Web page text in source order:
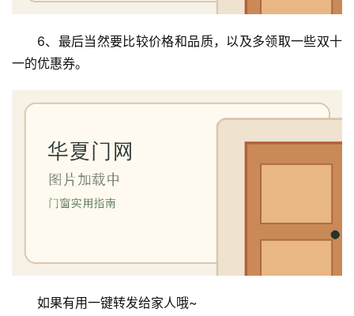
安
维
6、最后当然要比较价格和品质，以及多领取一些双十
一的优惠券。
如果有用一键转发给家人哦~